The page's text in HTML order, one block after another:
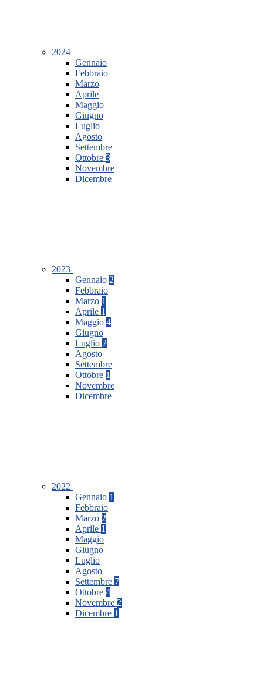
2024
Gennaio
Febbraio
Marzo
Aprile
Maggio
Giugno
Luglio
Agosto
Settembre
Ottobre 3
Novembre
Dicembre
2023
Gennaio 2
Febbraio
Marzo 1
Aprile 1
Maggio 4
Giugno
Luglio 2
Agosto
Settembre
Ottobre 1
Novembre
Dicembre
2022
Gennaio 1
Febbraio
Marzo 2
Aprile 1
Maggio
Giugno
Luglio
Agosto
Settembre 7
Ottobre 4
Novembre 2
Dicembre 1